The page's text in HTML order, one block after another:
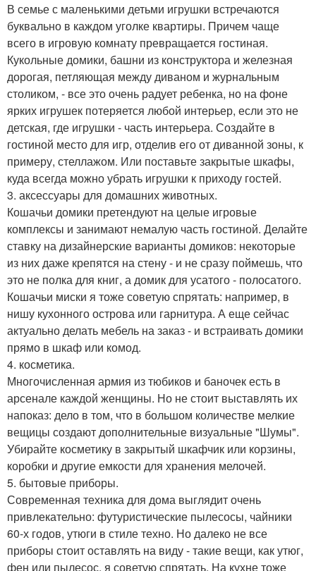
В семье с маленькими детьми игрушки встречаются
буквально в каждом уголке квартиры. Причем чаще
всего в игровую комнату превращается гостиная.
Кукольные домики, башни из конструктора и железная
дорогая, петляющая между диваном и журнальным
столиком, - все это очень радует ребенка, но на фоне
ярких игрушек потеряется любой интерьер, если это не
детская, где игрушки - часть интерьера. Создайте в
гостиной место для игр, отделив его от диванной зоны, к
примеру, стеллажом. Или поставьте закрытые шкафы,
куда всегда можно убрать игрушки к приходу гостей.
3. аксессуары для домашних животных.
Кошачьи домики претендуют на целые игровые
комплексы и занимают немалую часть гостиной. Делайте
ставку на дизайнерские варианты домиков: некоторые
из них даже крепятся на стену - и не сразу поймешь, что
это не полка для книг, а домик для усатого - полосатого.
Кошачьи миски я тоже советую спрятать: например, в
нишу кухонного острова или гарнитура. А еще сейчас
актуально делать мебель на заказ - и встраивать домики
прямо в шкаф или комод.
4. косметика.
Многочисленная армия из тюбиков и баночек есть в
арсенале каждой женщины. Но не стоит выставлять их
напоказ: дело в том, что в большом количестве мелкие
вещицы создают дополнительные визуальные "Шумы".
Убирайте косметику в закрытый шкафчик или корзины,
коробки и другие емкости для хранения мелочей.
5. бытовые приборы.
Современная техника для дома выглядит очень
привлекательно: футуристические пылесосы, чайники
60-х годов, утюги в стиле техно. Но далеко не все
приборы стоит оставлять на виду - такие вещи, как утюг,
фен или пылесос, я советую спрятать. На кухне тоже